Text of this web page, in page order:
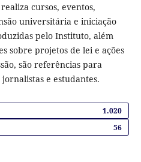
cursos, eventos,
universitária e iniciação
pelo Instituto, além
sobre projetos de lei e ações
são referências para
e estudantes.
1.020
56